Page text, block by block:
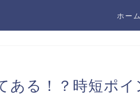
ホーム
ある！？時短ポイ